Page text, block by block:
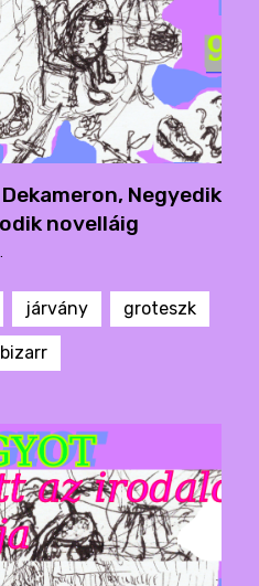
Negyedik
novelláig
járvány groteszk
bizarr